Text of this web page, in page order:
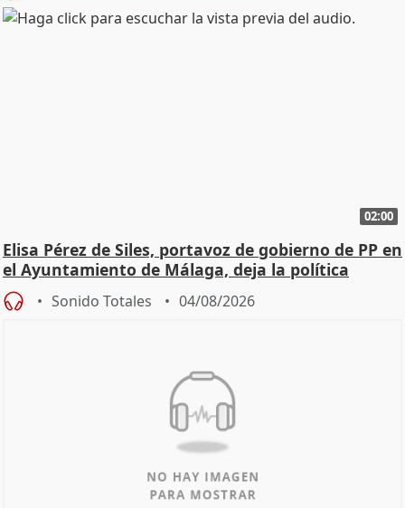
02:00
Elisa Pérez de Siles, portavoz de gobierno de PP en
el Ayuntamiento de Málaga, deja la política
Sonido Totales 04/08/2026